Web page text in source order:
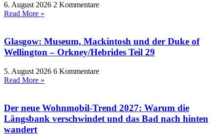
6. August 2026 2 Kommentare
Read More »
Glasgow: Museum, Mackintosh und der Duke of
Wellington – Orkney/Hebrides Teil 29
5. August 2026 6 Kommentare
Read More »
Der neue Wohnmobil-Trend 2027: Warum die
Längsbank verschwindet und das Bad nach hinten
wandert